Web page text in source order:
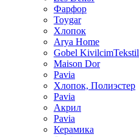
Фарфор
Toygar
Хлопок
Arya Home
Gobel KivilcimTekstil
Maison Dor
Pavia
Хлопок, Полиэстер
Pavia
Акрил
Pavia
Керамика